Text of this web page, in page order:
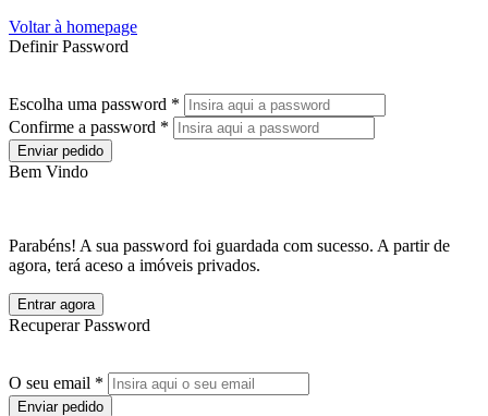
Voltar à homepage
Definir Password
Escolha uma password *
Confirme a password *
Enviar pedido
Bem Vindo
Parabéns! A sua password foi guardada com sucesso. A partir de
agora, terá aceso a imóveis privados.
Entrar agora
Recuperar Password
O seu email *
Enviar pedido